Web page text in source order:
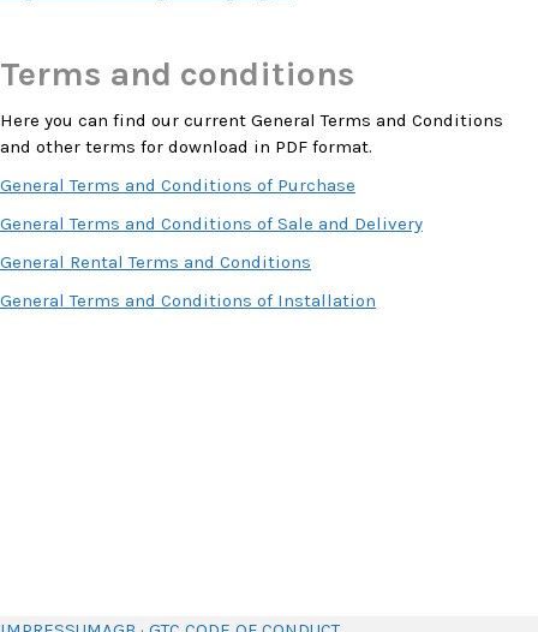
Terms and conditions
Here you can find our current General Terms and Conditions
and other terms for download in PDF format.
General Terms and Conditions of Purchase
General Terms and Conditions of Sale and Delivery
General Rental Terms and Conditions
General Terms and Conditions of Installation